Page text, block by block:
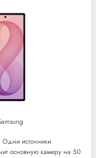
источники
основную камеру на 50